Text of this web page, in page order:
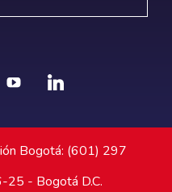
Bogotá: (601) 297
25 - Bogotá D.C.